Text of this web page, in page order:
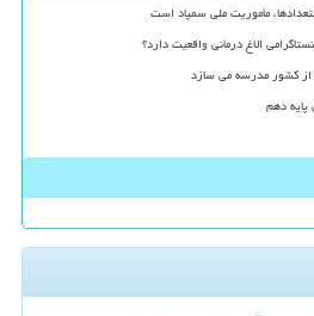
مأموریت ملی سمپاد است
الاغ درمانی واقعیت دارد؟
از کشور مدرسه می سازد
دهم